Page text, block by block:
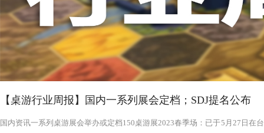
【桌游行业周报】国内一系列展会定档；SDJ提名公布
国内资讯一系列桌游展会举办或定档150桌游展2023春季场：已于5月27日在